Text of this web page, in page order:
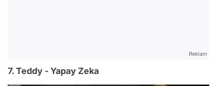
Reklam
7. Teddy - Yapay Zeka